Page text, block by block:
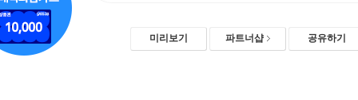
미리보기 파트너샵 공유하기